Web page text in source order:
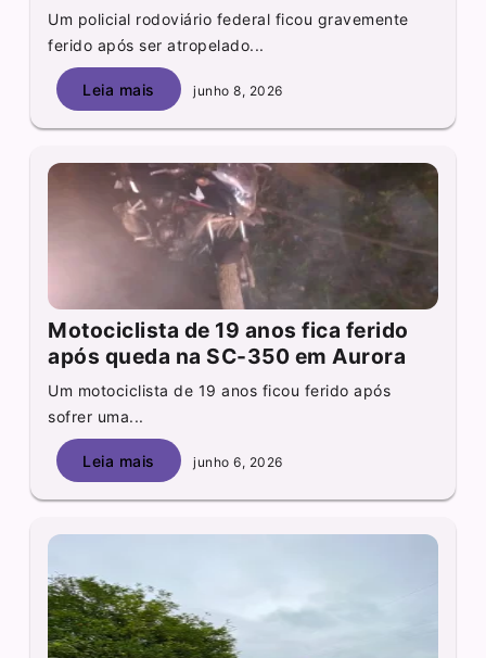
Um policial rodoviário federal ficou gravemente
ferido após ser atropelado...
Leia mais junho 8, 2026
Motociclista de 19 anos fica ferido
após queda na SC-350 em Aurora
Um motociclista de 19 anos ficou ferido após
sofrer uma...
Leia mais junho 6, 2026